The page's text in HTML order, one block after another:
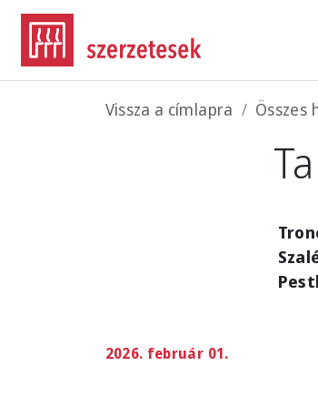
Ugrás a tartalomra
Morzsa
Vissza a címlapra Összes
2026. február 01.